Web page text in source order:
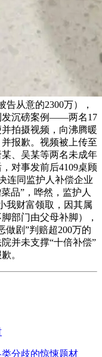
从意的2300万），
发沉磅案例——两名17
拍摄视频，向沸腾暖
报歉。视频被上传至
、吴某等两名未成年
对事发前后4109桌顾
连同监护人补偿企业
品”，哗然，监护人
我财富领取，因其属
部门由父母补脚），
做剧”判赔超200万的
并未支撑“十倍补偿”
。
分歧的惊悚题材